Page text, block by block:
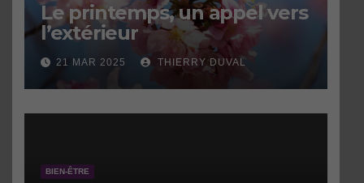
Le printemps, un appel vers
l’extérieur
21 MAR 2025 THIERRY DUVAL
BIEN-ÊTRE